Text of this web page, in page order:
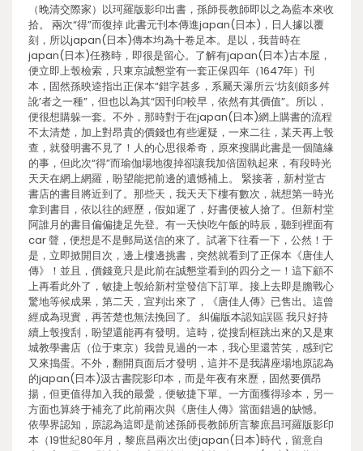
（晚清交際家）以珂羅版影印出書，孫師長教師即以之為藍本來收
拾。 兩次“得”而復掉 此書元刊本傳進japan(日本)，日人據以覆
刻，所以japan(日本)傳本均為十卷足本。是以，我昔時在
japan(日本)任務時，即很是留心。了解有japan(日本)古本屋，
便立即上彀檢索，只東京誠懇堂有一套正保四年（1647年）刊
本，固然孫映逵指出正保本“錯字甚多，系屬天瀑所云‘坊刻頗多舛
訛’者之一種”，但也以為其“因刊印較早，依然有其價值”。所以，
便很想購躲一套。不外，那時對于在japan(日本)網上購書的流程
不太清楚，加上對昂貴的價錢也有些遲疑，一來二往，某天再上彀
查，就發明書不見了！人的心思很希奇，原來搜購此書是一個隨緣
的事，但此次“得”而瑜伽場地復掉卻讓我加倍固執起來，有段時光
天天在網上網羅，盼望能把前邊的遺憾補上。 緊接著，新村堂古
書店的書目將近到了。那些天，我天天下樓有數次，就想第一時光
拿到書目，依以往的經歷，假如遲了，好書便被人搶了。但新村堂
阿誰月的書目偏偏捷足先登。有一天快吃午飯的時辰，聽到裡面有
car 聲，便想是不是郵局送信的來了。試著下往看一下，公然！于
是，立即掀開目次，邊上樓邊挑書，突然就看到了正保本《唐佳人
傳》！並且，價錢竟只是此前在誠懇堂看到的四分之一！這下顧不
上再看此外了，敏捷上彀給新村堂發信下訂單。接上去即是膽戰心
驚地等候成果，第二天，宣判出來了，《唐佳人傳》已售出。這曾
經成為現實，再苦楚也無法挽回了。 糾偏版本認知誤區 我只好持
續上彀搜刮，盼望還能再有發明。這時，從搜刮框跳出來的又是東
城教學書店（位于東京）我曾見過的一本，我心里還苦笑，感到它
又來搗蛋。不外，翻開頁面后才發明，這并不是我講座場地原認為
的japan(日本)汲古書院影印本，而是年夜有來歷，固然要價昂
揚，但更值得加入我的最愛，便敏捷下單。一方面獲得珍本，另一
方面也算終于補充了此前兩次與《唐佳人傳》當面錯過的缺憾。
依學界認知，原認為這即是前述孫師長教師所言黎庶昌珂羅版影印
本（19世紀80年月，黎庶昌兩次出使japan(日本)時代，留意自